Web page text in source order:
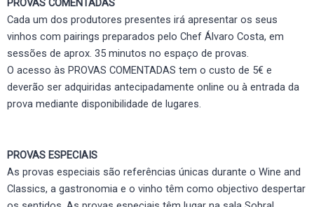
Cada um dos produtores presentes irá apresentar os seus
vinhos com pairings preparados pelo Chef Álvaro Costa, em
sessões de aprox. 35 minutos no espaço de provas.
O acesso às PROVAS COMENTADAS tem o custo de 5€ e
deverão ser adquiridas antecipadamente online ou à entrada da
prova mediante disponibilidade de lugares.
PROVAS ESPECIAIS
As provas especiais são referências únicas durante o Wine and
Classics, a gastronomia e o vinho têm como objectivo despertar